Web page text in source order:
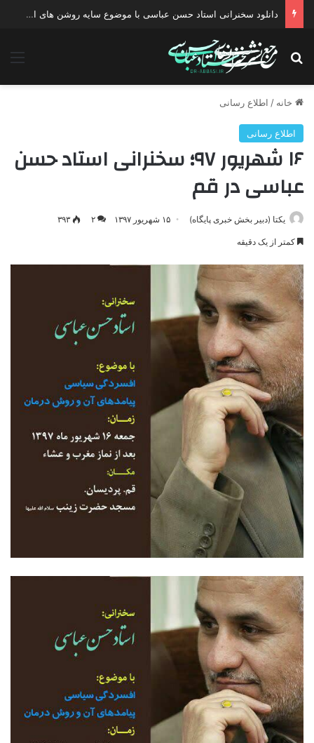
دانلود سخنرانی استاد حسن عباسی با موضوع چهار انتخاب ۱۴۰۰
جستجو برای
خانه / اطلاع رسانی
اطلاع رسانی
۱۶ شهریور ۹۷؛ سخنرانی استاد حسن
عباسی در قم
یکتا (دبیر بخش خبری پایگاه) ۱۵ شهریور ۱۳۹۷ ۲ ۳۹۳
کمتر از یک دقیقه